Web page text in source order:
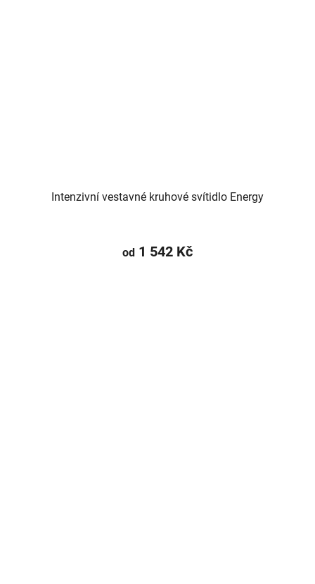
Intenzivní vestavné kruhové svítidlo Energy
od 1 542 Kč